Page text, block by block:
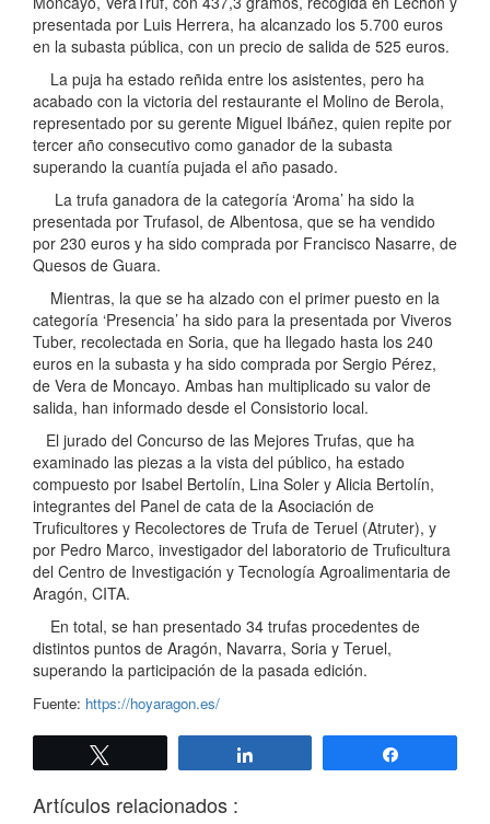
presentada por Luis Herrera, ha alcanzado los 5.700 euros
en la subasta pública, con un precio de salida de 525 euros.
La puja ha estado reñida entre los asistentes, pero ha
acabado con la victoria del restaurante el Molino de Berola,
representado por su gerente Miguel Ibáñez, quien repite por
tercer año consecutivo como ganador de la subasta
superando la cuantía pujada el año pasado.
La trufa ganadora de la categoría ‘Aroma’ ha sido la
presentada por Trufasol, de Albentosa, que se ha vendido
por 230 euros y ha sido comprada por Francisco Nasarre, de
Quesos de Guara.
Mientras, la que se ha alzado con el primer puesto en la
categoría ‘Presencia’ ha sido para la presentada por Viveros
Tuber, recolectada en Soria, que ha llegado hasta los 240
euros en la subasta y ha sido comprada por Sergio Pérez,
de Vera de Moncayo. Ambas han multiplicado su valor de
salida, han informado desde el Consistorio local.
El jurado del Concurso de las Mejores Trufas, que ha
examinado las piezas a la vista del público, ha estado
compuesto por Isabel Bertolín, Lina Soler y Alicia Bertolín,
integrantes del Panel de cata de la Asociación de
Truficultores y Recolectores de Trufa de Teruel (Atruter), y
por Pedro Marco, investigador del laboratorio de Truficultura
del Centro de Investigación y Tecnología Agroalimentaria de
Aragón, CITA.
En total, se han presentado 34 trufas procedentes de
distintos puntos de Aragón, Navarra, Soria y Teruel,
superando la participación de la pasada edición.
Fuente: https://hoyaragon.es/
Artículos relacionados :